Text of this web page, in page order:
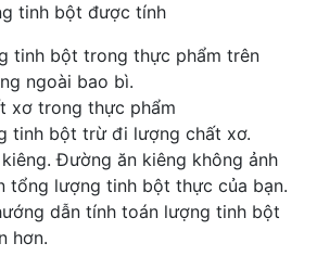
tinh bột được tính
tinh bột trong thực phẩm trên
ngoài bao bì.
xơ trong thực phẩm
tinh bột trừ đi lượng chất xơ.
Đường ăn kiêng không ảnh
tổng lượng tinh bột thực của bạn.
dẫn tính toán lượng tinh bột
hơn.